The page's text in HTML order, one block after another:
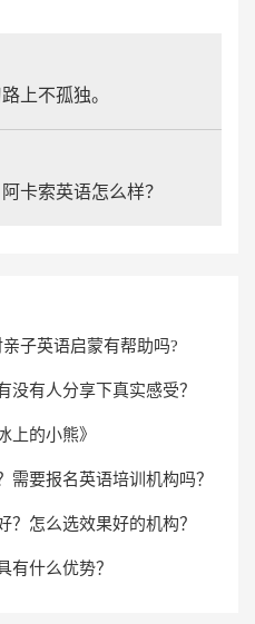
上不孤独。
卡索英语怎么样？
子英语启蒙有帮助吗?
没有人分享下真实感受？
上的小熊》
需要报名英语培训机构吗？
？怎么选效果好的机构？
有什么优势？